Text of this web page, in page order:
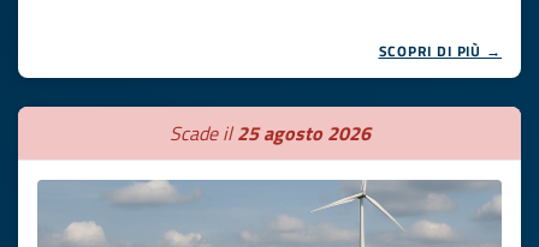
SCOPRI DI PIÙ →
Scade il25 agosto 2026